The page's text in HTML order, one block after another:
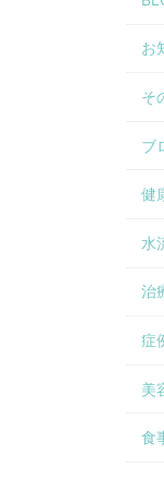
お
そ
ブ
健
水
治
症
美
食